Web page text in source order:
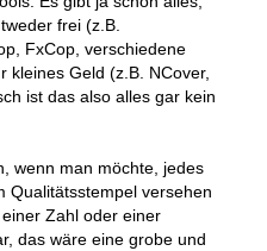
frei (z.B.
FxCop, verschiedene
kleines Geld (z.B. NCover,
ist das also alles gar kein
wenn man möchte, jedes
Qualitätsstempel versehen
Zahl oder einer
das wäre eine grobe und